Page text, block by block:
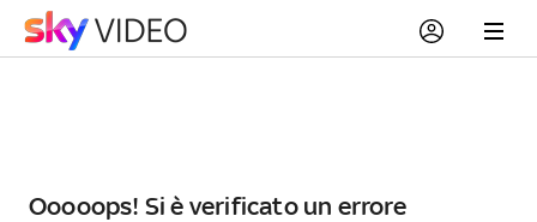
Ooooops! Si è verificato un errore